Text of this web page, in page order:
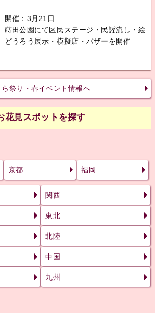
開催：3月21日
蒔田公園にて区民ステージ・民謡流し・絵
どうろう展示・模擬店・バザーを開催
ら祭り・春イベント情報へ
花見スポットを探す
京都 福岡
関西
東北
北陸
中国
九州